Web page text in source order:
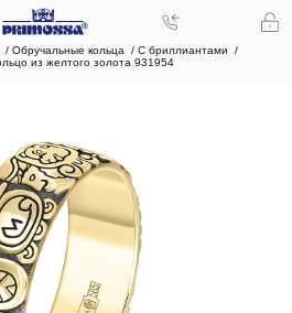
Обручальные кольца
С бриллиантами
из желтого золота 931954